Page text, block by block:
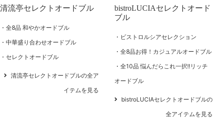
清流亭セレクトオードブル
全8品 和やかオードブル
中華盛り合わせオードブル
セレクトオードブル
清流亭セレクトオードブルの全ア
イテムを見る
bistroLUCIAセレクトオード
ブル
ビストロルシアセレクション
全8品お得！カジュアルオードブル
全10品 悩んだらこれ一択!!リッチ
オードブル
bistroLUCIAセレクトオードブルの
全アイテムを見る